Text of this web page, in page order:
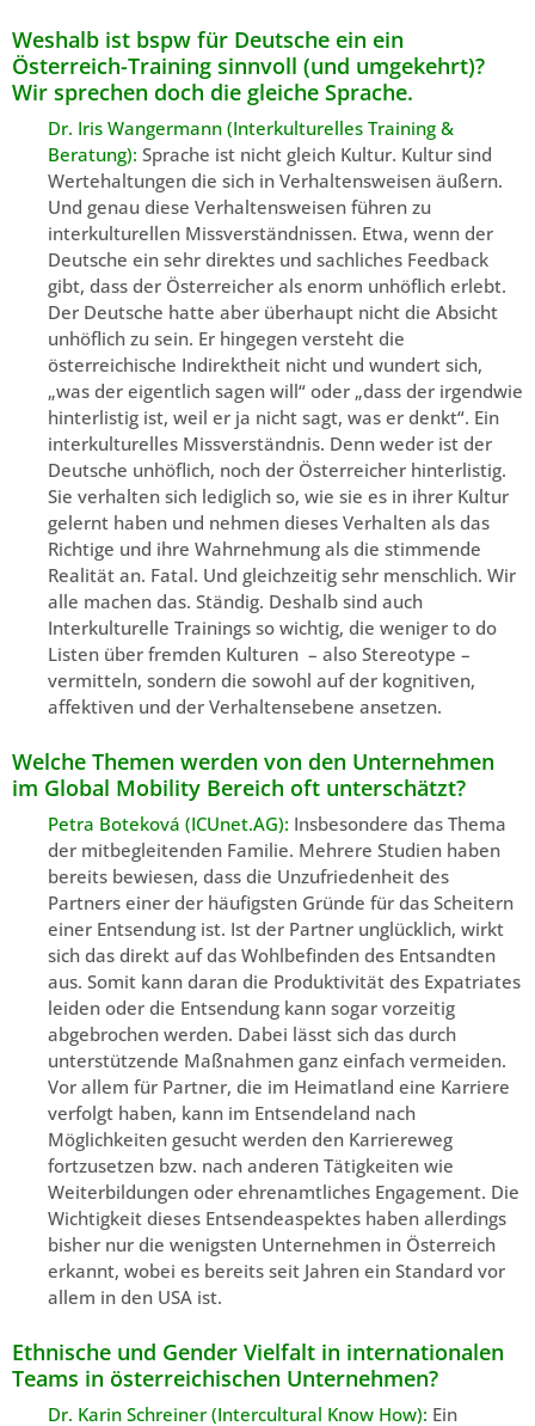
Weshalb ist bspw für Deutsche ein ein
Österreich-Training sinnvoll (und umgekehrt)?
Wir sprechen doch die gleiche Sprache.
Dr. Iris Wangermann (Interkulturelles Training &
Beratung): Sprache ist nicht gleich Kultur. Kultur sind
Wertehaltungen die sich in Verhaltensweisen äußern.
Und genau diese Verhaltensweisen führen zu
interkulturellen Missverständnissen. Etwa, wenn der
Deutsche ein sehr direktes und sachliches Feedback
gibt, dass der Österreicher als enorm unhöflich erlebt.
Der Deutsche hatte aber überhaupt nicht die Absicht
unhöflich zu sein. Er hingegen versteht die
österreichische Indirektheit nicht und wundert sich,
„was der eigentlich sagen will“ oder „dass der irgendwie
hinterlistig ist, weil er ja nicht sagt, was er denkt“. Ein
interkulturelles Missverständnis. Denn weder ist der
Deutsche unhöflich, noch der Österreicher hinterlistig.
Sie verhalten sich lediglich so, wie sie es in ihrer Kultur
gelernt haben und nehmen dieses Verhalten als das
Richtige und ihre Wahrnehmung als die stimmende
Realität an. Fatal. Und gleichzeitig sehr menschlich. Wir
alle machen das. Ständig. Deshalb sind auch
Interkulturelle Trainings so wichtig, die weniger to do
Listen über fremden Kulturen – also Stereotype –
vermitteln, sondern die sowohl auf der kognitiven,
affektiven und der Verhaltensebene ansetzen.
Welche Themen werden von den Unternehmen
im Global Mobility Bereich oft unterschätzt?
Petra Boteková (ICUnet.AG): Insbesondere das Thema
der mitbegleitenden Familie. Mehrere Studien haben
bereits bewiesen, dass die Unzufriedenheit des
Partners einer der häufigsten Gründe für das Scheitern
einer Entsendung ist. Ist der Partner unglücklich, wirkt
sich das direkt auf das Wohlbefinden des Entsandten
aus. Somit kann daran die Produktivität des Expatriates
leiden oder die Entsendung kann sogar vorzeitig
abgebrochen werden. Dabei lässt sich das durch
unterstützende Maßnahmen ganz einfach vermeiden.
Vor allem für Partner, die im Heimatland eine Karriere
verfolgt haben, kann im Entsendeland nach
Möglichkeiten gesucht werden den Karriereweg
fortzusetzen bzw. nach anderen Tätigkeiten wie
Weiterbildungen oder ehrenamtliches Engagement. Die
Wichtigkeit dieses Entsendeaspektes haben allerdings
bisher nur die wenigsten Unternehmen in Österreich
erkannt, wobei es bereits seit Jahren ein Standard vor
allem in den USA ist.
Ethnische und Gender Vielfalt in internationalen
Teams in österreichischen Unternehmen?
Dr. Karin Schreiner (Intercultural Know How): Ein